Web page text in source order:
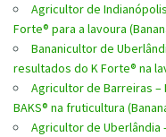
Agricultor de
Forte® para a lavoura
Bananicultor de
resultados do K Forte® na
Agricultor de Barreiras
BAKS® na fruticultura
Agricultor de Uberlândia